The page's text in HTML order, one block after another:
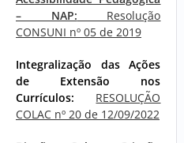
– NAP: Resolução
CONSUNI nº 05 de 2019
Integralização das Ações
de Extensão nos
Currículos:
RESOLUÇÃO
COLAC nº 20 de 12/09/2022